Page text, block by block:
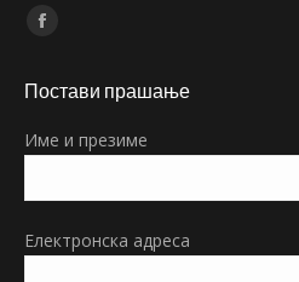
Find us on:
Facebook
opens
new
Постави прашање
Име и презиме
Електронска адреса